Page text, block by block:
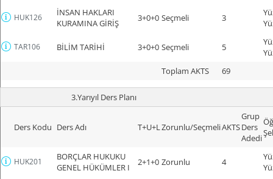
HUK126
İNSAN HAKLARI
KURAMINA GİRİŞ
3+0+0 Seçmeli 3
TAR106 BİLİM TARİHİ 3+0+0 Seçmeli 5
Toplam AKTS
69
3.Yarıyıl Ders Planı
Ders Kodu Ders Adı T+U+LZorunlu/SeçmeliAKTS
Grup
Ders
Adedi
HUK201
BORÇLAR HUKUKU
GENEL HÜKÜMLER I
2+1+0 Zorunlu 4